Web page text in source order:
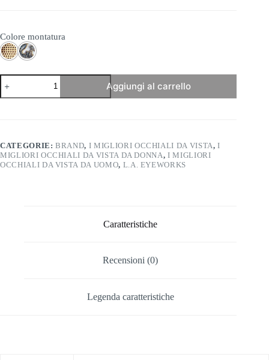
Colore montatura
l.a.
Eyeworks
-
Aggiungi al carrello
CATEGORIE:BRAND, I MIGLIORI OCCHIALI DA VISTA,I
MIGLIORI OCCHIALI DA VISTA DA DONNA,I MIGLIORI
OCCHIALI DA VISTA DA UOMO, L.A. EYEWORKS
Caratteristiche
Recensioni (0)
Legenda caratteristiche